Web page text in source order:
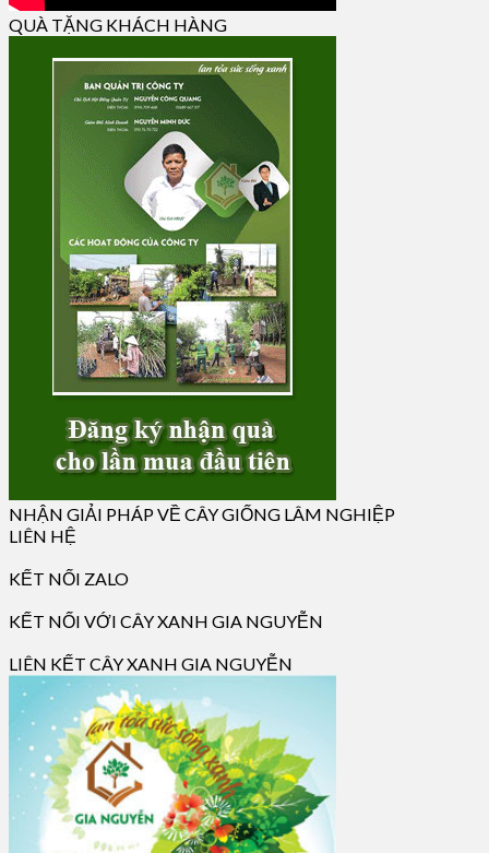
QUÀ TẶNG KHÁCH HÀNG
NHẬN GIẢI PHÁP VỀ CÂY GIỐNG LÂM NGHIỆP
LIÊN HỆ
KẾT NỐI ZALO
KẾT NỐI VỚI CÂY XANH GIA NGUYỄN
LIÊN KẾT CÂY XANH GIA NGUYỄN